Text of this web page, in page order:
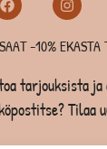
-10% EKASTA
tarjouksista
Tilaa